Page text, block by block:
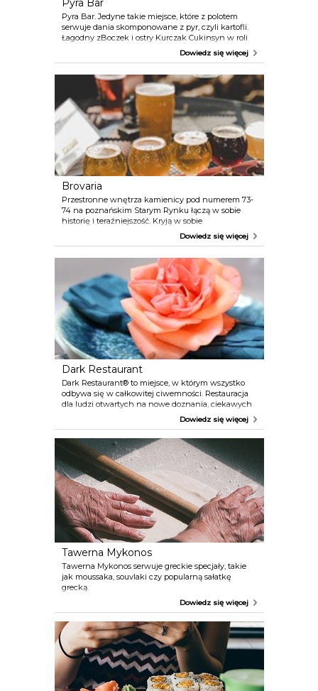
Pyra Bar
Pyra Bar. Jedyne takie miejsce, które z polotem
serwuje dania skomponowane z pyr, czyli kartofli.
Łagodny zBoczek i ostry Kurczak Cukinsyn w roli
zapiekanki, Potejta, czyli ziemniaki w mundurkach,
znalazło się też miejsce na regionalne odsłony
kartofla zrobionego na szaro (szarą kluskę).
Dowiedz się więcej
Brovaria
Przestronne wnętrza kamienicy pod numerem 73-
74 na poznańskim Starym Rynku łączą w sobie
historię i teraźniejszość. Kryją w sobie
niepowtarzalny browar, znakomitą restaurację i
nastrojowy, trzygwiazdkowy hotel. Brovaria to
Dowiedz się więcej
Dark Restaurant
Dark Restaurant® to miejsce, w którym wszystko
odbywa się w całkowitej ciwemności. Restauracja
dla ludzi otwartych na nowe doznania, ciekawych
świata i odważnych. Zapewniamy, że czas
spędzony w Dark Restaurant® okaże się niezwykły.
Dark Restaurant to restauracja jak każda, która
jednak szczególnie wyostrza zmysły smaku, węchu
i słuchu. A wszystko za sprawą ciemności, w której
przychodzi gościom przebywać. Klasyczne i
wyszukane potrawy, smakują inaczej, zwłaszcza
gdy są zagadką.
Dowiedz się więcej
Tawerna Mykonos
Tawerna Mykonos serwuje greckie specjały, takie
jak moussaka, souvlaki czy popularną sałatkę
grecką.
Dowiedz się więcej